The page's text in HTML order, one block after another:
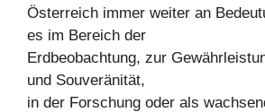
Österreich immer weiter an
es im Bereich der
Erdbeobachtung, zur
und Souveränität,
in der Forschung oder als